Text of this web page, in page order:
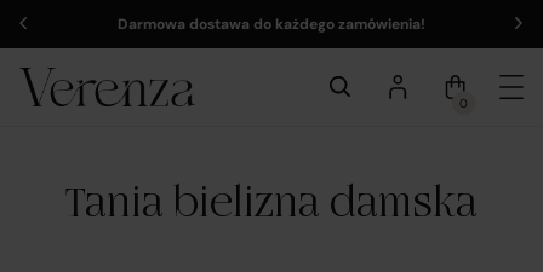
Darmowa dostawa do każdego zamówienia!
0
Tania bielizna damska